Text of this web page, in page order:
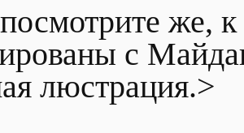
же,
с
люстрация.>